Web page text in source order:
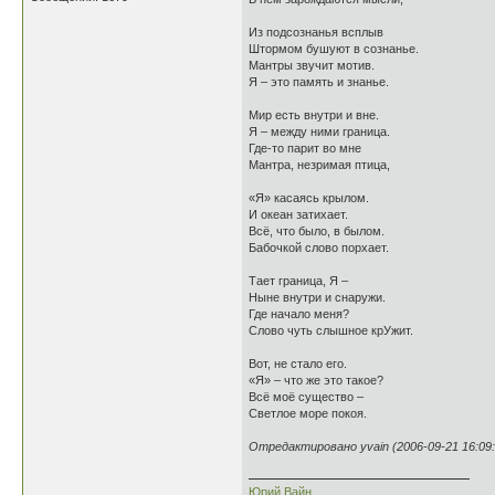
Из подсознанья всплыв
Штормом бушуют в сознанье.
Мантры звучит мотив.
Я – это память и знанье.
Мир есть внутри и вне.
Я – между ними граница.
Где-то парит во мне
Мантра, незримая птица,
«Я» касаясь крылом.
И океан затихает.
Всё, что было, в былом.
Бабочкой слово порхает.
Тает граница, Я –
Ныне внутри и снаружи.
Где начало меня?
Слово чуть слышное крУжит.
Вот, не стало его.
«Я» – что же это такое?
Всё моё существо –
Светлое море покоя.
Отредактировано yvain (2006-09-21
Юрий Вайн